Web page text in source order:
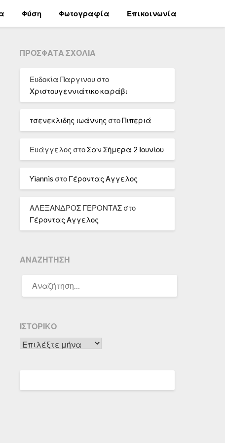
Φύση Φωτογραφία Επικοινωνία
ΠΡΌΣΦΑΤΑ ΣΧΌΛΙΑ
Ευδοκία Παργινουστο
Χριστουγεννιάτικο καράβι
τσενεκλιδης ιωάννης στοΠιπεριά
Ευάγγελος στοΣαν Σήμερα 2 Ιουνίου
Yiannis στο Γέροντας Αγγελος
ΑΛΕΞΑΝΔΡΟΣ ΓΕΡΟΝΤΑΣστο
Γέροντας Αγγελος
ΑΝΑΖΉΤΗΣΗ
ΓΙΑ:
ΙΣΤΟΡΙΚΌ
Ιστορικό